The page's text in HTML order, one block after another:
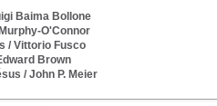
Baima Bollone
O'Connor
/ Vittorio Fusco
Brown
/ John P. Meier